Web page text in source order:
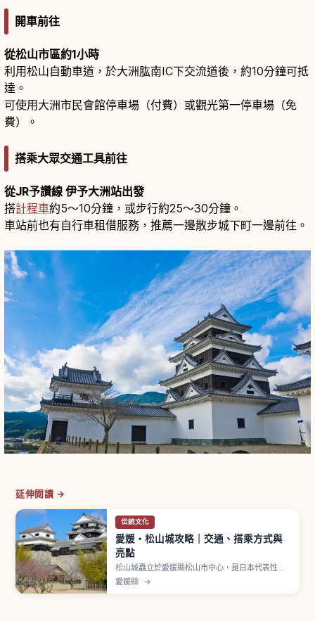
開車前往
從松山市區約1小時
利用松山自動車道，於大洲肱南IC下交流道後，約10分鐘可抵
達。
可使用大洲市民會館停車場（付費）或觀光第一停車場（免
費）。
搭乘大眾交通工具前往
從JR予讚線 伊予大洲站出發
搭計程車約5～10分鐘，或步行約25～30分鐘。
車站前也有自行車租借服務，推薦一邊散步城下町一邊前往。
延伸閱讀 →
伝統文化
愛媛・松山城攻略｜交通、搭乘方式與
亮點
松山城矗立於愛媛縣松山市中心，是日本代表性名
城之一。慶長7年（1602年）由加藤嘉明開始築
城，是現存12天守之一，多座建築指定國家重要文
愛媛縣 →